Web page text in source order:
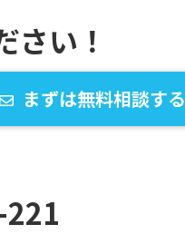
さい！
まずは無料相談する